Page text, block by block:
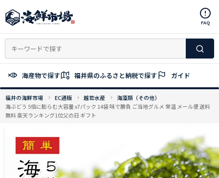
ン
ン
へ
ッ
プ
FAQ
海産物で探す 福井県のふるさと納税で探す ガイド
福井の海鮮市場 EC通販 越若水産
海藻類（その他）
海ぶどう 5倍に膨らむ大容量 x7パック 14袋 味で勝負 ご当地グルメ 常温 メール便 送料
無料 楽天ランキング1位父の日 ギフト